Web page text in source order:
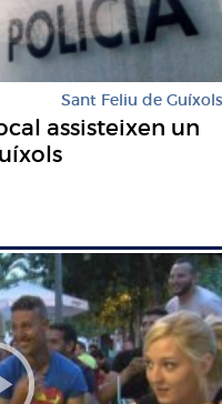
Sant Feliu de Guíxols
assisteixen un